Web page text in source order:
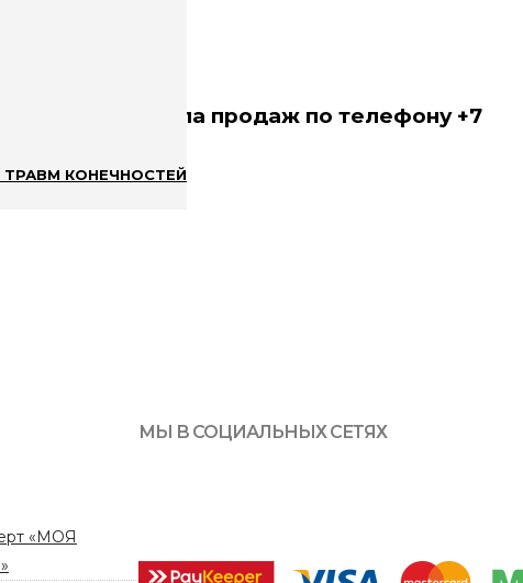
КОНЕЧНОСТЕЙ
отдела продаж по телефону +7
«МОЯ
МЫ В СОЦИАЛЬНЫХ СЕТЯХ